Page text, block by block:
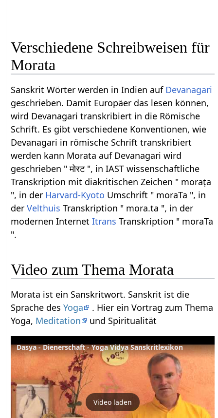
Verschiedene Schreibweisen für
Morata
Sanskrit Wörter werden in Indien auf Devanagari
geschrieben. Damit Europäer das lesen können,
wird Devanagari transkribiert in die Römische
Schrift. Es gibt verschiedene Konventionen, wie
Devanagari in römische Schrift transkribiert
werden kann Morata auf Devanagari wird
geschrieben " मोरट ", in IAST wissenschaftliche
Transkription mit diakritischen Zeichen " moraṭa
", in der Harvard-Kyoto Umschrift " moraTa ", in
derVelthuis Transkription " mora.ta ", in der
modernen InternetItrans Transkription " moraTa
".
Video zum Thema Morata
Morata ist ein Sanskritwort. Sanskrit ist die
Sprache desYoga
. Hier ein Vortrag zum Thema
Yoga, Meditation und Spiritualität
Dasya - Dienerschaft - Yoga Vidya Sanskritlexikon
Video laden